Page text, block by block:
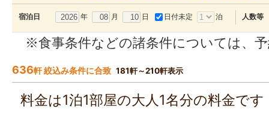
宿泊日 年 月 日 日付未定 泊 人数等
※食事条件などの諸条件については、
636軒 絞込み条件に合致 181軒～210軒表示
料金は1泊1部屋の大人1名分の料金で